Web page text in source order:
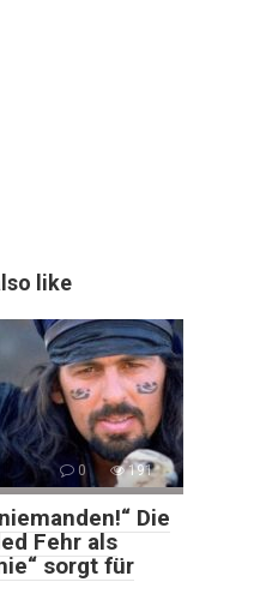
like
0 191
Die
Fehr als
sorgt für